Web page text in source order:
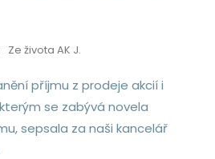
Ze života AK J.
příjmu z prodeje akcií i
se zabývá novela
sepsala za naši kancelář